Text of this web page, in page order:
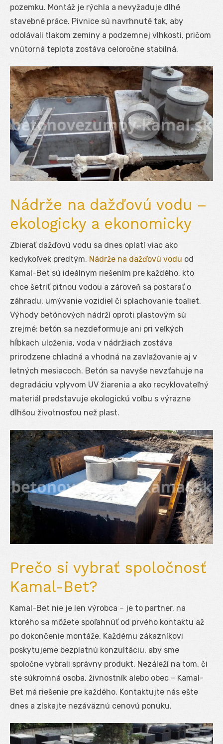
pozemku. Montáž je rýchla a nevyžaduje dlhé
stavebné práce. Pivnice sú navrhnuté tak, aby
odolávali tlakom zeminy a podzemnej vlhkosti, pričom
vnútorná teplota zostáva celoročne stabilná.
Nádrže na dažďovú vodu –
ekologicky a ekonomicky
Zbierať dažďovú vodu sa dnes oplatí viac ako
kedykoľvek predtým. Nádrže na dažďovú vodu od
Kamal-Bet sú ideálnym riešením pre každého, kto
chce šetriť pitnou vodou a zároveň sa postarať o
záhradu, umývanie vozidiel či splachovanie toaliet.
Výhody betónových nádrží oproti plastovým sú
zrejmé: betón sa nezdeformuje ani pri veľkých
hĺbkach uloženia, voda v nádržiach zostáva
prirodzene chladná a vhodná na zavlažovanie aj v
letných mesiacoch. Betón sa navyše nevzťahuje na
degradáciu vplyvom UV žiarenia a ako recyklovateľný
materiál predstavuje ekologickú voľbu s výrazne
dlhšou životnosťou než plast.
Prečo si vybrať spoločnosť
Kamal-Bet?
Kamal-Bet nie je len výrobca – je to partner, na
ktorého sa môžete spoľahnúť od prvého kontaktu až
po dokončenie montáže. Každému zákazníkovi
poskytujeme bezplatnú konzultáciu, aby sme
spoločne vybrali správny produkt. Nezáleží na tom, či
ste súkromná osoba, živnostník alebo obec – Kamal-
Bet má riešenie pre každého. Kontaktujte nás ešte
dnes a získajte nezáväznú cenovú ponuku.